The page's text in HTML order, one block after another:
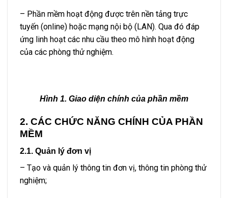
– Phần mềm hoạt động được trên nền tảng trực
tuyến (online) hoặc mạng nội bộ (LAN). Qua đó đáp
ứng linh hoạt các nhu cầu theo mô hình hoạt động
của các phòng thử nghiệm.
Hình 1. Giao diện chính của phần mềm
2. CÁC CHỨC NĂNG CHÍNH CỦA PHẦN
MỀM
2.1. Quản lý đơn vị
– Tạo và quản lý thông tin đơn vị, thông tin phòng thử
nghiệm;